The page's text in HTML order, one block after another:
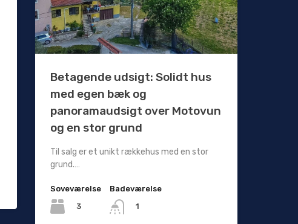
Betagende udsigt: Solidt hus
med egen bæk og
panoramaudsigt over Motovun
og en stor grund
Til salg er et unikt rækkehus med en stor
grund.…
Soveværelse
3
Badeværelse
1